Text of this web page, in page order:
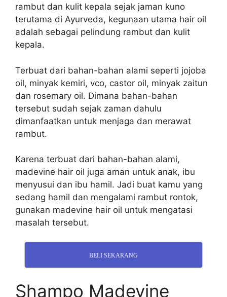
rambut dan kulit kepala sejak jaman kuno
terutama di Ayurveda, kegunaan utama hair oil
adalah sebagai pelindung rambut dan kulit
kepala.
Terbuat dari bahan-bahan alami seperti jojoba
oil, minyak kemiri, vco, castor oil, minyak zaitun
dan rosemary oil. Dimana bahan-bahan
tersebut sudah sejak zaman dahulu
dimanfaatkan untuk menjaga dan merawat
rambut.
Karena terbuat dari bahan-bahan alami,
madevine hair oil juga aman untuk anak, ibu
menyusui dan ibu hamil. Jadi buat kamu yang
sedang hamil dan mengalami rambut rontok,
gunakan madevine hair oil untuk mengatasi
masalah tersebut.
BELI SEKARANG
Shampo Madevine